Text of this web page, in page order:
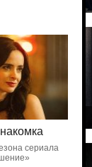
сериала